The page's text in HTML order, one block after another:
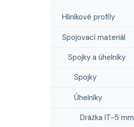
Hliníkové profily
Spojovací materiál
Spojky a úhelníky
Spojky
Úhelníky
Drážka IT-5 mm